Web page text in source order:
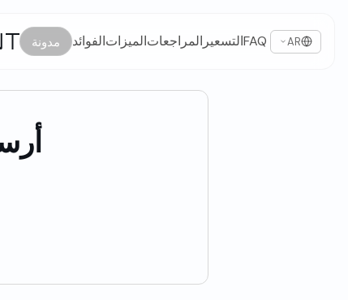
مدونة الفوائدالميزاتالمراجعات التسعيرFAQ AR